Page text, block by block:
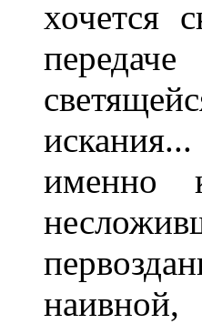
хочется
именно